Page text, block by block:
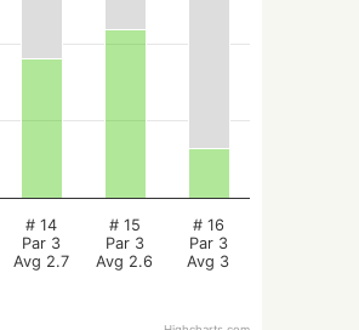
# 14
Par 3
Avg 2.7
# 15
Par 3
Avg 2.6
# 16
Par 3
Avg 3